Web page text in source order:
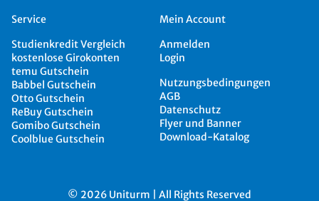
Service
Studienkredit Vergleich
kostenlose Girokonten
temu Gutschein
Babbel Gutschein
Otto Gutschein
ReBuy Gutschein
Gomibo Gutschein
Coolblue Gutschein
Mein Account
Anmelden
Login
Nutzungsbedingungen
AGB
Datenschutz
Flyer und Banner
Download-Katalog
© 2026 Uniturm | All Rights Reserved